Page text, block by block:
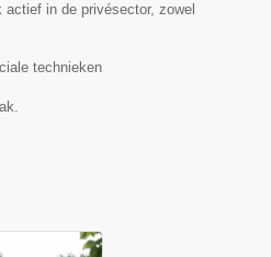
in de privésector, zowel
technieken